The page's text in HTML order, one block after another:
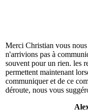
Merci Christian vous
n'arrivions pas à
souvent pour un rien. les
permettent maintenant
communiquer et de ce
déroute, nous vous